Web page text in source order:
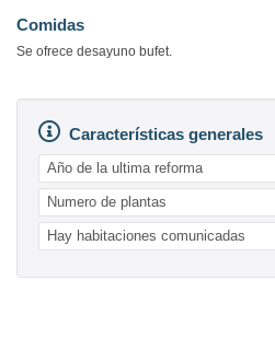
Comidas
Se ofrece desayuno bufet.
Características generales
Año de la ultima reforma
Numero de plantas
Hay habitaciones comunicadas